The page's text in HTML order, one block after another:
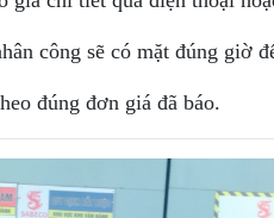
công sẽ có mặt đúng giờ
đúng đơn giá đã báo.